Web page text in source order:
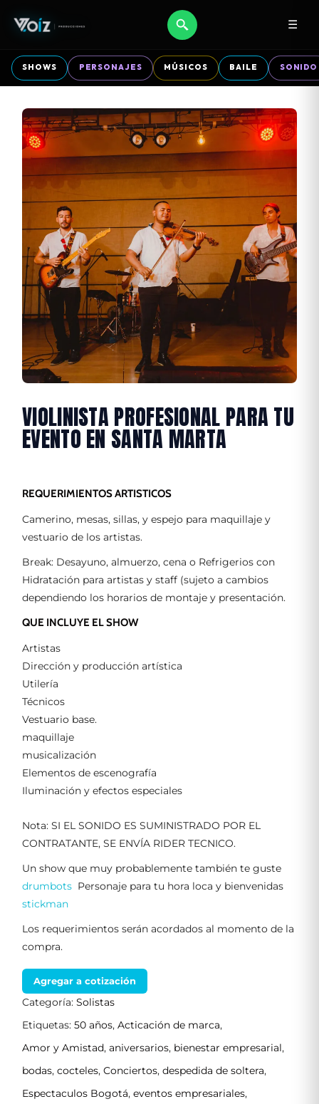
☰
SHOWS PERSONAJES MÚSICOS BAILE SONIDO
VIOLINISTA PROFESIONAL PARA TU
EVENTO EN SANTA MARTA
REQUERIMIENTOS ARTISTICOS
Camerino, mesas, sillas, y espejo para maquillaje y
vestuario de los artistas.
Break: Desayuno, almuerzo, cena o Refrigerios con
Hidratación para artistas y staff (sujeto a cambios
dependiendo los horarios de montaje y presentación.
QUE INCLUYE EL SHOW
Artistas
Dirección y producción artística
Utilería
Técnicos
Vestuario base.
maquillaje
musicalización
Elementos de escenografía
Iluminación y efectos especiales
Nota: SI EL SONIDO ES SUMINISTRADO POR EL
CONTRATANTE, SE ENVÍA RIDER TECNICO.
Un show que muy probablemente también te guste
drumbots Personaje para tu hora loca y bienvenidas
stickman
Los requerimientos serán acordados al momento de la
compra.
Agregar a cotización
Categoría: Solistas
Etiquetas: 50 años, Acticación de marca,
Amor y Amistad, aniversarios, bienestar empresarial,
bodas, cocteles, Conciertos, despedida de soltera,
Espectaculos Bogotá, eventos empresariales,